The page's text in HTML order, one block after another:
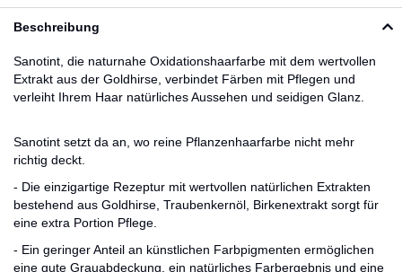
Beschreibung
Sanotint, die naturnahe Oxidationshaarfarbe mit dem wertvollen
Extrakt aus der Goldhirse, verbindet Färben mit Pflegen und
verleiht Ihrem Haar natürliches Aussehen und seidigen Glanz.
Sanotint setzt da an, wo reine Pflanzenhaarfarbe nicht mehr
richtig deckt.
- Die einzigartige Rezeptur mit wertvollen natürlichen Extrakten
bestehend aus Goldhirse, Traubenkernöl, Birkenextrakt sorgt für
eine extra Portion Pflege.
- Ein geringer Anteil an künstlichen Farbpigmenten ermöglichen
eine gute Grauabdeckung, ein natürliches Farbergebnis und eine